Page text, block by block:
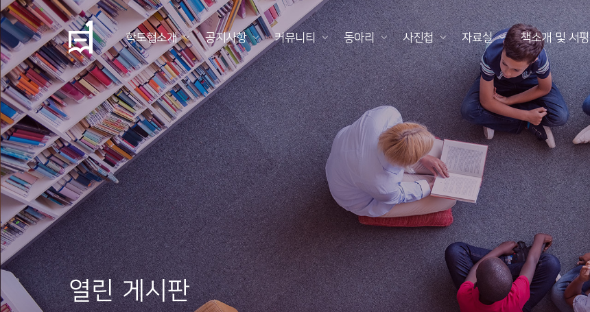
학도협소개 공지사항 커뮤니티 동아리 사진첩 자료실 책소개 및 서평
열린 게시판
학
도
협
소
개
공
지
사
항
커